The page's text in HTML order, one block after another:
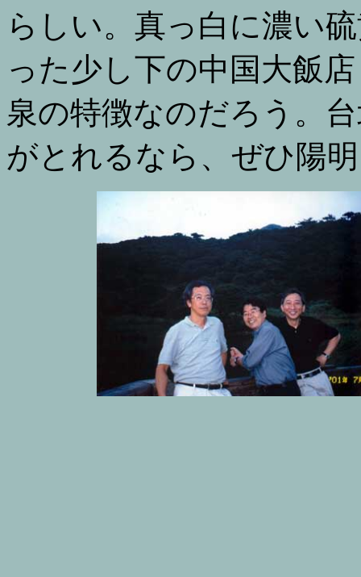
らしい。真っ白に濃い
った少し下の中国大飯
泉の特徴なのだろう。
がとれるなら、ぜひ陽